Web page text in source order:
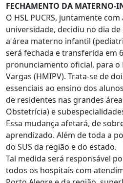
FECHAMENTO DA MATERNO-
O HSL PUCRS, juntamente
universidade, decidiu no dia
a área materno infantil
será fechada e transferida em
pronunciamento oficial, para o
Vargas (HMIPV). Trata-se de
essenciais ao ensino dos
de residentes nas grandes
Obstetrícia) e
Essa mudança afetará, de
aprendizado. Além de toda a
do SUS da região e do estado.
Tal medida será responsável
todos os hospitais com